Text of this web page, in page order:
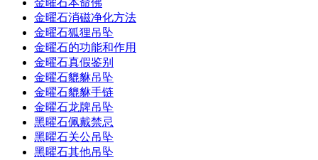
金曜石本命佛
金曜石消磁净化方法
金曜石狐狸吊坠
金曜石的功能和作用
金曜石真假鉴别
金曜石貔貅吊坠
金曜石貔貅手链
金曜石龙牌吊坠
黑曜石佩戴禁忌
黑曜石关公吊坠
黑曜石其他吊坠